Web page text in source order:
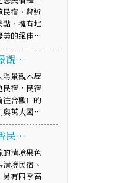
民宿，鄰近
點，擁有地
美的絕佳…
觀…
景觀木屋
民宿，民宿
往合歡山的
奧萬大國…
民…
的清境果色
境民宿、
另有四季高